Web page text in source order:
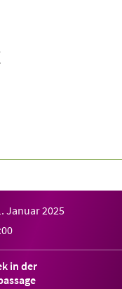
Januar 2025
in der